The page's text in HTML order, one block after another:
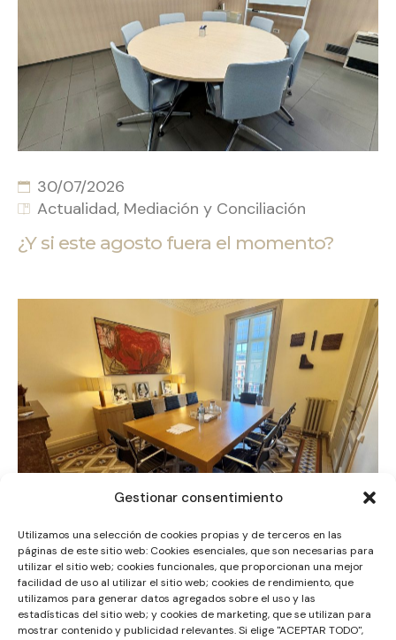
Gestionar consentimiento
Utilizamos una selección de cookies propias y de terceros en las
páginas de este sitio web: Cookies esenciales, que son necesarias para
utilizar el sitio web; cookies funcionales, que proporcionan una mejor
facilidad de uso al utilizar el sitio web; cookies de rendimiento, que
utilizamos para generar datos agregados sobre el uso y las
estadísticas del sitio web; y cookies de marketing, que se utilizan para
mostrar contenido y publicidad relevantes. Si elige "ACEPTAR TODO",
30/07/2026
Actualidad Mediación y Conciliación
¿Y si este agosto fuera el momento?
22/07/2026 Conceptos
¿Es correcto hablar de «mediar» cuando
se actúa en favor de una de las partes?